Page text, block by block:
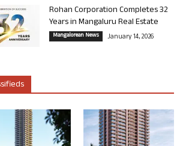
Rohan Corporation Completes 32
Years in Mangaluru Real Estate
Mangalorean News January 14, 2026